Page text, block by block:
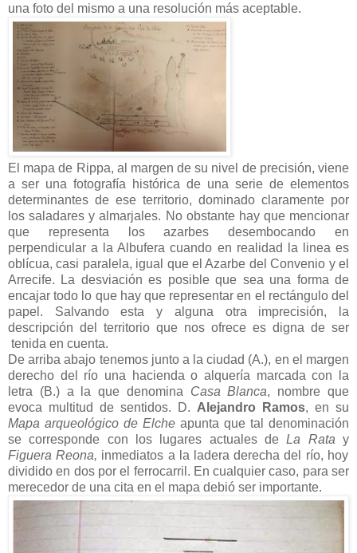
una foto del mismo a una resolución más aceptable.
El mapa de Rippa, al margen de su nivel de precisión, viene
a ser una fotografía histórica de una serie de elementos
determinantes de ese territorio, dominado claramente por
los saladares y almarjales. No obstante hay que mencionar
que representa los azarbes desembocando en
perpendicular a la Albufera cuando en realidad la linea es
oblícua, casi paralela, igual que el Azarbe del Convenio y el
Arrecife. La desviación es posible que sea una forma de
encajar todo lo que hay que representar en el rectángulo del
papel. Salvando esta y alguna otra imprecisión, la
descripción del territorio que nos ofrece es digna de ser
tenida en cuenta.
De arriba abajo tenemos junto a la ciudad (A.), en el margen
derecho del río una hacienda o alquería marcada con la
letra (B.) a la que denomina Casa Blanca, nombre que
evoca multitud de sentidos. D. Alejandro Ramos, en su
Mapa arqueológico de Elche apunta que tal denominación
se corresponde con los lugares actuales deLa Rata y
Figuera Reona, inmediatos a la ladera derecha del río, hoy
dividido en dos por el ferrocarril. En cualquier caso, para ser
merecedor de una cita en el mapa debió ser importante.